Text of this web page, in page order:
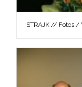
STRAJK // Fotos /